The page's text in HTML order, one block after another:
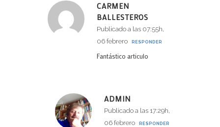
CARMEN
BALLESTEROS
Publicado a las 07:55h,
06 febrero
RESPONDER
Fantástico articulo
ADMIN
Publicado a las 17:29h,
06 febrero
RESPONDER